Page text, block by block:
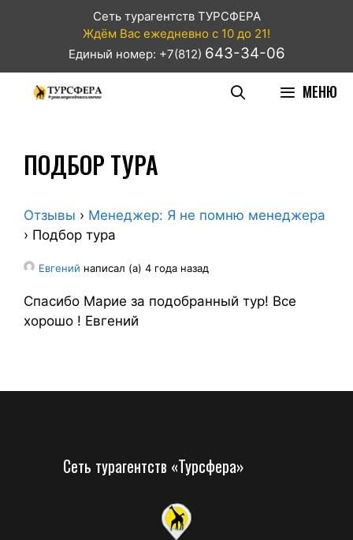
Сеть турагентств ТУРСФЕРА
Ждём Вас ежедневно с 10 до 21!
Единый номер: +7(812) 643-34-06
МЕНЮ
ПОДБОР ТУРА
Отзывы › Менеджер: Я не помню менеджера
› Подбор тура
Евгений написал (а) 4 года назад
Спасибо Марие за подобранный тур! Все
хорошо ! Евгений
Сеть турагентств «Турсфера»